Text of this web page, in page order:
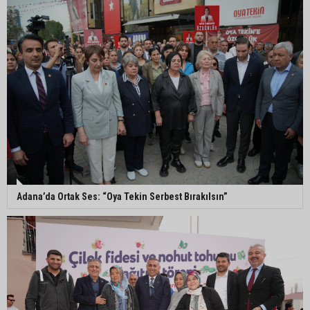
Adana’da parktaki OED cihazını çalan şüpheli
tutuklandı
Seyhan’da fırın ve pastanelere hijyen denetimi
gerçekleştirildi
Eski polis memuru Ergün Karakaya’nın
öldürüldüğü silahlı kavganın görüntüleri ortaya
çıktı
İmamoğlu’nda hijyen ve etiket kontrolü
Mustafa Özkan: "Yüreğir Belediye Başkan
Adana’da Ortak Ses: “Oya Tekin Serbest Bırakılsın”